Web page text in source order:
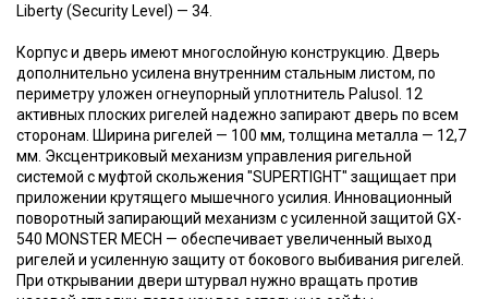
Liberty (Security Level) — 34.
Корпус и дверь имеют многослойную конструкцию. Дверь
дополнительно усилена внутренним стальным листом, по
периметру уложен огнеупорный уплотнитель Palusol. 12
активных плоских ригелей надежно запирают дверь по всем
сторонам. Ширина ригелей — 100 мм, толщина металла — 12,7
мм. Эксцентриковый механизм управления ригельной
системой с муфтой скольжения "SUPERTIGHT" защищает при
приложении крутящего мышечного усилия. Инновационный
поворотный запирающий механизм с усиленной защитой GX-
540 MONSTER MECH — обеспечивает увеличенный выход
ригелей и усиленную защиту от бокового выбивания ригелей.
При открывании двери штурвал нужно вращать против